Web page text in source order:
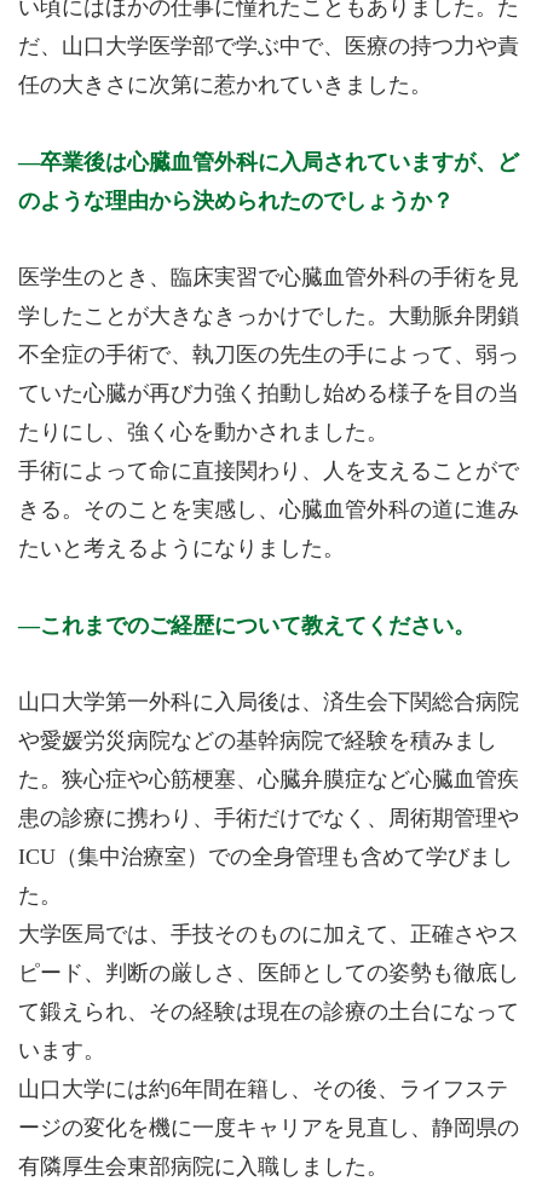
い頃にはほかの仕事に憧れたこともありました。た
だ、山口大学医学部で学ぶ中で、医療の持つ力や責
任の大きさに次第に惹かれていきました。
卒業後は心臓血管外科に入局されていますが、ど
のような理由から決められたのでしょうか？
医学生のとき、臨床実習で心臓血管外科の手術を見
学したことが大きなきっかけでした。大動脈弁閉鎖
不全症の手術で、執刀医の先生の手によって、弱っ
ていた心臓が再び力強く拍動し始める様子を目の当
たりにし、強く心を動かされました。
手術によって命に直接関わり、人を支えることがで
きる。そのことを実感し、心臓血管外科の道に進み
たいと考えるようになりました。
これまでのご経歴について教えてください。
山口大学第一外科に入局後は、済生会下関総合病院
や愛媛労災病院などの基幹病院で経験を積みまし
た。狭心症や心筋梗塞、心臓弁膜症など心臓血管疾
患の診療に携わり、手術だけでなく、周術期管理や
ICU（集中治療室）での全身管理も含めて学びまし
た。
大学医局では、手技そのものに加えて、正確さやス
ピード、判断の厳しさ、医師としての姿勢も徹底し
て鍛えられ、その経験は現在の診療の土台になって
います。
山口大学には約6年間在籍し、その後、ライフステ
ージの変化を機に一度キャリアを見直し、静岡県の
有隣厚生会東部病院に入職しました。